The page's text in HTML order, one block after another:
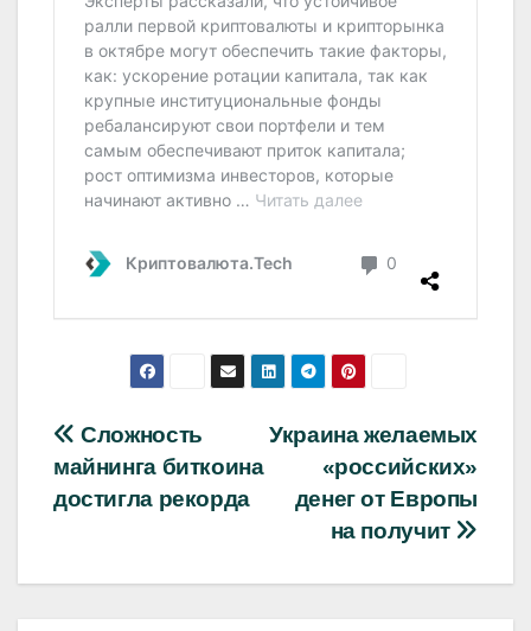
Навигация
по
Украина желаемых
«российских»
денег от Европы
на получит
Сложность
майнинга биткоина
достигла рекорда